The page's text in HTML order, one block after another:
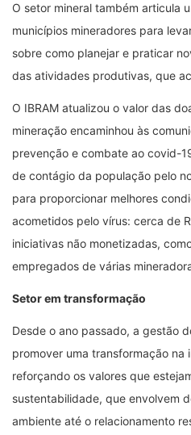
O setor mineral também articula
municípios mineradores para
sobre como planejar e praticar
das atividades produtivas, que
O IBRAM atualizou o valor das
mineração encaminhou às
prevenção e combate ao covid-
de contágio da população pelo
para proporcionar melhores
acometidos pelo vírus: cerca de
iniciativas não monetizadas,
empregados de várias
Setor em transformação
Desde o ano passado, a gestão
promover uma transformação na
reforçando os valores que
sustentabilidade, que envolvem
ambiente até o relacionamento